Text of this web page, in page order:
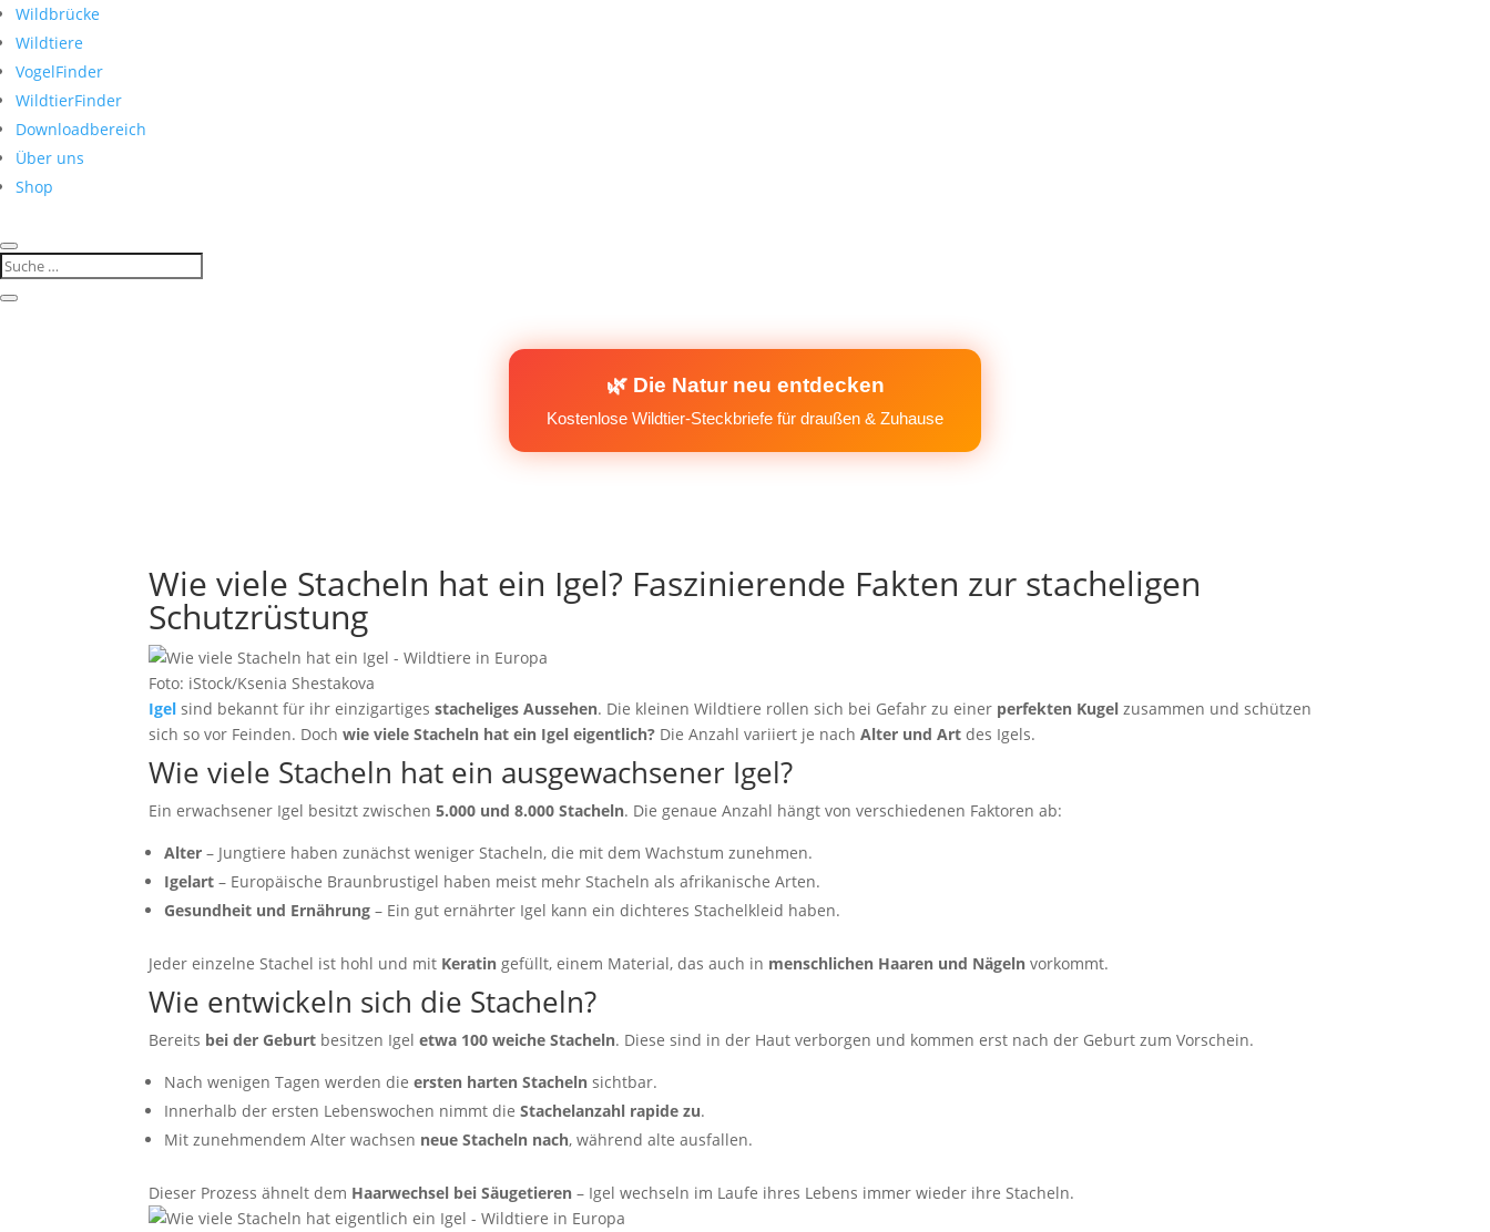
Wildbrücke
Wildtiere
VogelFinder
WildtierFinder
Downloadbereich
Über uns
Shop
🌿 Die Natur neu entdecken
Kostenlose Wildtier-Steckbriefe für draußen & Zuhause
Wie viele Stacheln hat ein Igel? Faszinierende Fakten zur stacheligen
Schutzrüstung
Foto: iStock/Ksenia Shestakova
Igel sind bekannt für ihr einzigartigesstacheliges Aussehen. Die kleinen Wildtiere rollen sich bei Gefahr zu einer perfekten Kugel zusammen und schützen
sich so vor Feinden. Dochwie viele Stacheln hat ein Igel eigentlich? Die Anzahl variiert je nachAlter und Art des Igels.
Wie viele Stacheln hat ein ausgewachsener Igel?
Ein erwachsener Igel besitzt zwischen5.000 und 8.000 Stacheln. Die genaue Anzahl hängt von verschiedenen Faktoren ab:
Alter – Jungtiere haben zunächst weniger Stacheln, die mit dem Wachstum zunehmen.
Igelart – Europäische Braunbrustigel haben meist mehr Stacheln als afrikanische Arten.
Gesundheit und Ernährung – Ein gut ernährter Igel kann ein dichteres Stachelkleid haben.
Jeder einzelne Stachel ist hohl und mit Keratin gefüllt, einem Material, das auch in menschlichen Haaren und Nägeln vorkommt.
Wie entwickeln sich die Stacheln?
Bereits bei der Geburt besitzen Igeletwa 100 weiche Stacheln. Diese sind in der Haut verborgen und kommen erst nach der Geburt zum Vorschein.
Nach wenigen Tagen werden dieersten harten Stacheln sichtbar.
Innerhalb der ersten Lebenswochen nimmt dieStachelanzahl rapide zu.
Mit zunehmendem Alter wachsen neue Stacheln nach, während alte ausfallen.
Dieser Prozess ähnelt dem Haarwechsel bei Säugetieren – Igel wechseln im Laufe ihres Lebens immer wieder ihre Stacheln.